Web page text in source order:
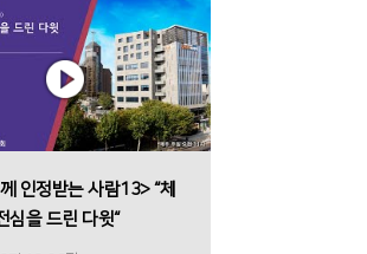
인정받는 사람13> “체
심을 드린 다윗“